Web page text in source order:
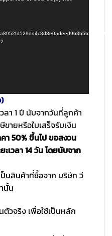
ดีโอ
ลา 1 ปี นับจากวันที่ลูกค้า
ายหรือใบเสร็จรับเงิน
50% ขึ้นไป ขอสงวน
เวลา 14 วัน โดยนับจาก
ป็นสินค้าที่ซื้อจาก บริษัท วี
นั้น
ตัวจริง เพื่อใช้เป็นหลัก